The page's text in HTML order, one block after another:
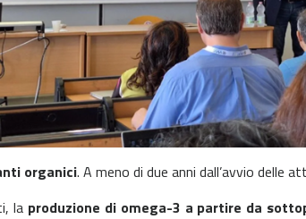
organici. A meno di due anni dall’avvio delle
la produzione di omega-3 a partire da